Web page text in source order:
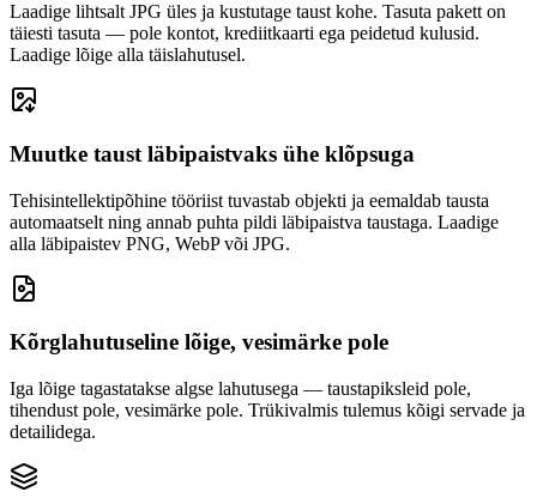
Laadige lihtsalt JPG üles ja kustutage taust kohe. Tasuta pakett on
täiesti tasuta — pole kontot, krediitkaarti ega peidetud kulusid.
Laadige lõige alla täislahutusel.
Muutke taust läbipaistvaks ühe klõpsuga
Tehisintellektipõhine tööriist tuvastab objekti ja eemaldab tausta
automaatselt ning annab puhta pildi läbipaistva taustaga. Laadige
alla läbipaistev PNG, WebP või JPG.
Kõrglahutuseline lõige, vesimärke pole
Iga lõige tagastatakse algse lahutusega — taustapiksleid pole,
tihendust pole, vesimärke pole. Trükivalmis tulemus kõigi servade ja
detailidega.